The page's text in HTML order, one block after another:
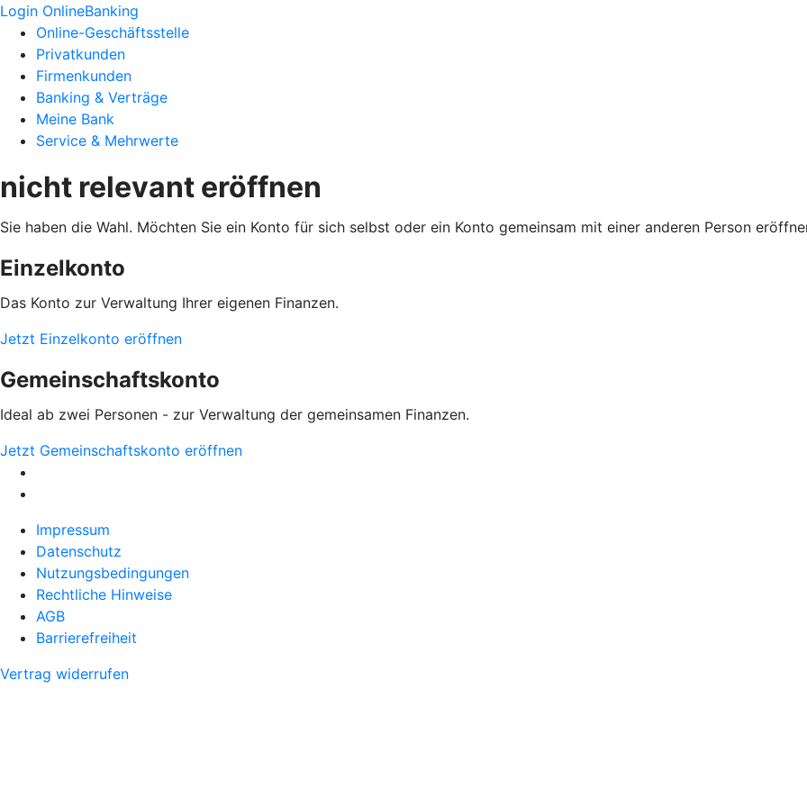
Login OnlineBanking
Online-Geschäftsstelle
Privatkunden
Firmenkunden
Banking & Verträge
Meine Bank
Service & Mehrwerte
nicht relevant eröffnen
Sie haben die Wahl. Möchten Sie ein Konto für sich selbst oder ein Konto gemeinsam mit einer anderen Person
Einzelkonto
Das Konto zur Verwaltung Ihrer eigenen Finanzen.
Jetzt Einzelkonto eröffnen
Gemeinschaftskonto
Ideal ab zwei Personen - zur Verwaltung der gemeinsamen Finanzen.
Jetzt Gemeinschaftskonto eröffnen
Impressum
Datenschutz
Nutzungsbedingungen
Rechtliche Hinweise
AGB
Barrierefreiheit
Vertrag widerrufen